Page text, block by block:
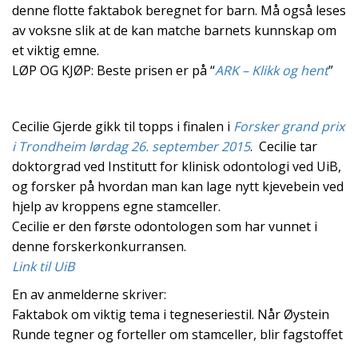
denne flotte faktabok beregnet for barn. Må også leses
av voksne slik at de kan matche barnets kunnskap om
et viktig emne.
LØP OG KJØP: Beste prisen er på “ARK – Klikk og hent”
Cecilie Gjerde gikk til topps i finalen i Forsker grand prix
i Trondheim lørdag 26. september 2015. Cecilie tar
doktorgrad ved Institutt for klinisk odontologi ved UiB,
og forsker på hvordan man kan lage nytt kjevebein ved
hjelp av kroppens egne stamceller.
Cecilie er den første odontologen som har vunnet i
denne forskerkonkurransen.
Link til UiB
En av anmelderne skriver:
Faktabok om viktig tema i tegneseriestil. Når Øystein
Runde tegner og forteller om stamceller, blir fagstoffet